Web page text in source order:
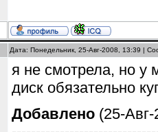
Дата: Понедельник, 25-Авг-2008, 13:39 |
я не смотрела, но у
диск обязательно
Добавлено (25-